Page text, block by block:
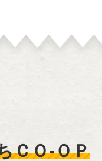
ＣＯ-ＯＰ